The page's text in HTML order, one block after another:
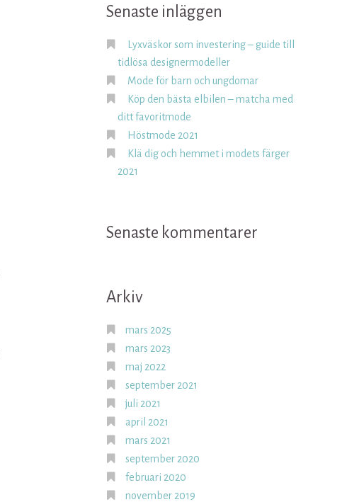
Senaste inläggen
Lyxväskor som investering – guide till
tidlösa designermodeller
Mode för barn och ungdomar
Köp den bästa elbilen – matcha med
ditt favoritmode
Höstmode 2021
Klä dig och hemmet i modets färger
2021
Senaste kommentarer
Arkiv
mars 2025
mars 2023
maj 2022
september 2021
juli 2021
april 2021
mars 2021
september 2020
februari 2020
november 2019